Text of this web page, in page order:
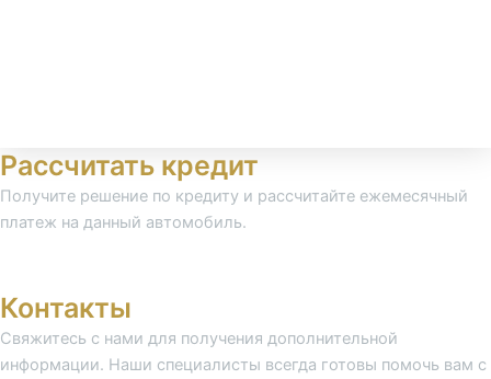
Рассчитать кредит
Получите решение по кредиту и рассчитайте ежемесячный
платеж на данный автомобиль.
Контакты
Свяжитесь с нами для получения дополнительной
информации. Наши специалисты всегда готовы помочь вам с